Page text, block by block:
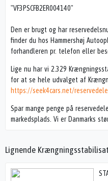
Lignende
"VF3PSCFB2ER004140"
Den er brugt og har
finder du hos Hammershøj
forhandleren pr. telefon eller
Lige nu har vi 2.329
for at se hele udvalget af
https://seek4cars.net/
Spar mange penge på
markedsplads. Vi er Danmarks